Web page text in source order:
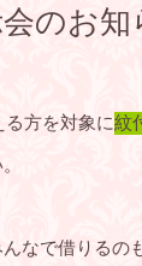
のお知
る方を対象に紋
なで借りるの